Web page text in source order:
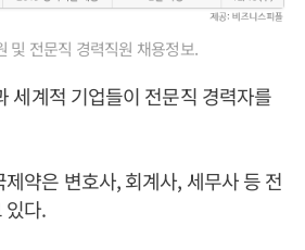
전문직 경력직원 채용정보.
세계적 기업들이 전문직 경력자를
약은 변호사, 회계사, 세무사 등 전
있다.